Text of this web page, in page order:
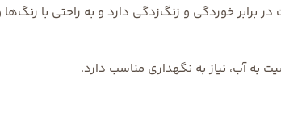
برابر خوردگی و زنگ‌زدگی دارد و به راحتی با رنگ‌ها
آب، نیاز به نگهداری مناسب دارد.